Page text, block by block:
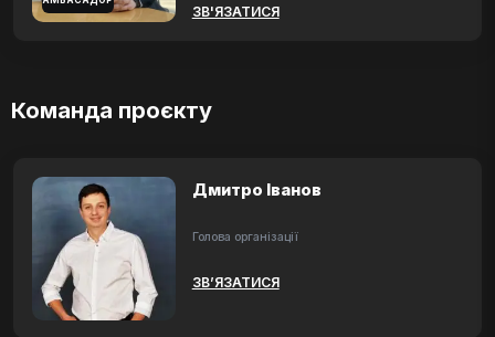
ЗВ'ЯЗАТИСЯ
Команда проєкту
Дмитро Іванов
Голова організації
ЗВ’ЯЗАТИСЯ